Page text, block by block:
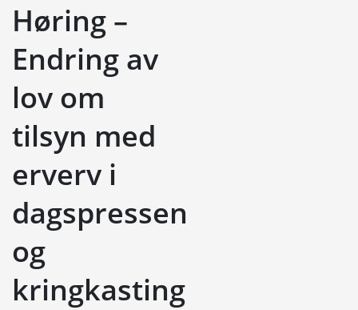
Høring –
Endring av
lov om
tilsyn med
erverv i
dagspressen
og
kringkasting